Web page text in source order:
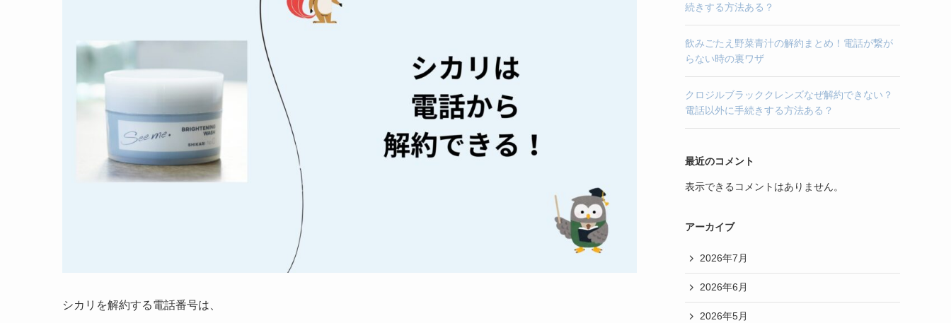
シカリを解約する電話番号は、
続きする方法ある？
飲みごたえ野菜青汁の解約まとめ！電話が繋が
らない時の裏ワザ
クロジルブラッククレンズなぜ解約できない？
電話以外に手続きする方法ある？
最近のコメント
表示できるコメントはありません。
アーカイブ
2026年7月
2026年6月
2026年5月